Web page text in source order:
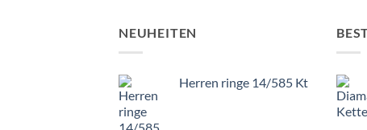
NEUHEITEN
Herren ringe 14/585 Kt